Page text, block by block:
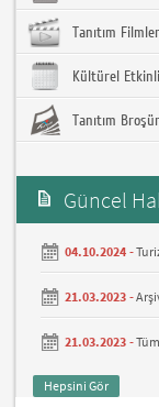
Tanıtım
Kültürel
Tanıtım
Güncel
04.10.2024 -
21.03.2023 -
21.03.2023 -
Hepsini Gör